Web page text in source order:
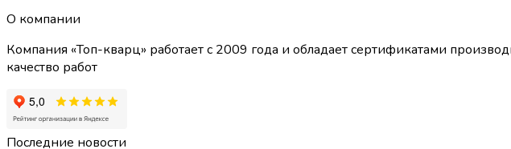
О компании
Компания «Топ-кварц» работает с 2009 года и обладает сертификатами
качество работ
Последние новости